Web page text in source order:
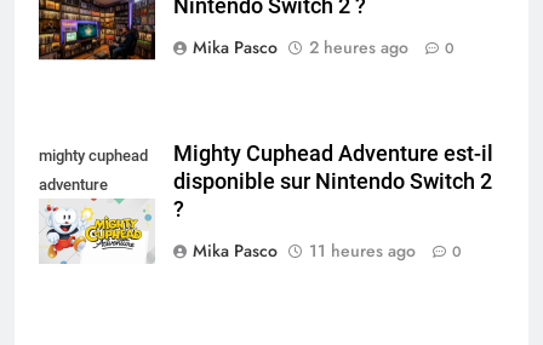
collectionneur
Nintendo Switch 2 ?
Mika Pasco
2 heures ago 0
mighty cuphead
adventure
nintendo switch
Mighty Cuphead Adventure est-il
disponible sur Nintendo Switch 2
?
Mika Pasco
11 heures ago 0